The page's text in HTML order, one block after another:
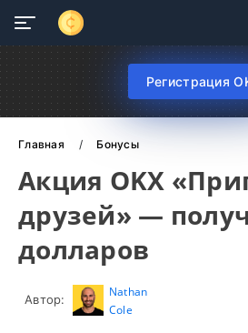
Регистрация
Главная Бонусы
Акция OKX
друзей» —
долларов
Автор:
Nathan
Cole